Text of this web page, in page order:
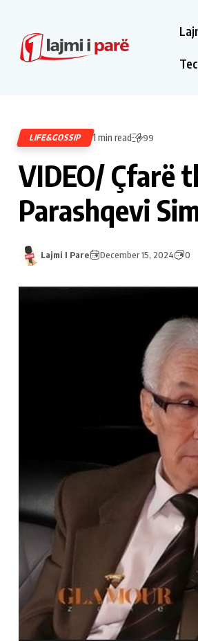
LIFE&GOSSIP 1 min read 99
VIDEO/ Çfarë
Parashqevi
Lajmi I Pare December 15, 2024 0